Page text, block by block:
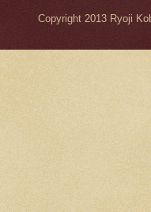
Copyright 2013 Ryoji